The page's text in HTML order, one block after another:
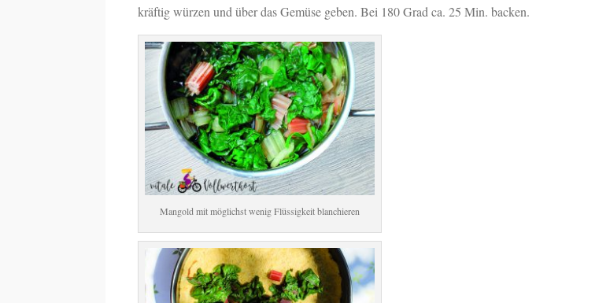
kräftig würzen und über das Gemüse geben. Bei 180 Grad ca. 25 Min. backen.
Mangold mit möglichst wenig Flüssigkeit blanchieren